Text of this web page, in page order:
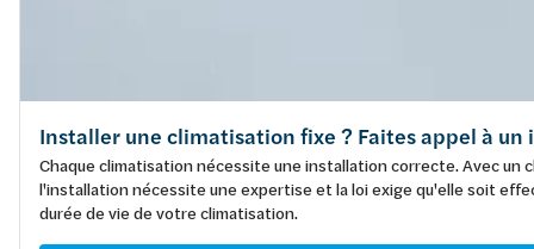
Installer une climatisation fixe ? Faites appel à
Chaque climatisation nécessite une installation correcte. Avec
l'installation nécessite une expertise et la loi exige qu'elle soit
durée de vie de votre climatisation.